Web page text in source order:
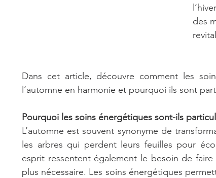
des
Dans cet article, découvre comment les
l’automne en harmonie et pourquoi ils sont
Pourquoi les soins énergétiques sont-ils
L’automne est souvent synonyme de
les arbres qui perdent leurs feuilles pour
esprit ressentent également le besoin de
plus nécessaire. Les soins énergétiques